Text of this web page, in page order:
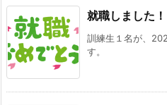
就職しました！
訓練生１名が、
す。